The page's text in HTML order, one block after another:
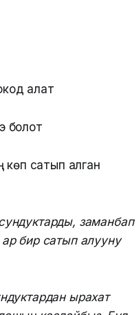
алат
болот
көп сатып алган
заманбап
бир сатып алууну
ырахат